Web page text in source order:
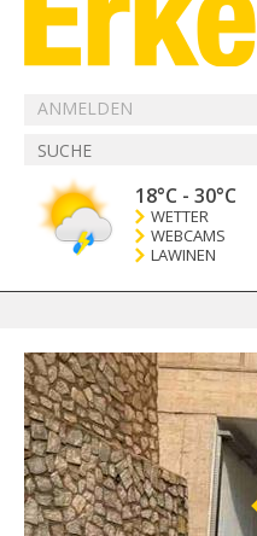
ANMELDEN
18°C - 30°C
WETTER
WEBCAMS
LAWINEN